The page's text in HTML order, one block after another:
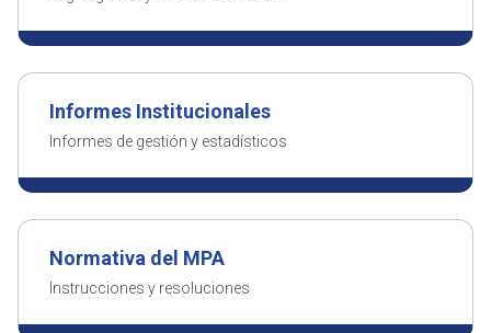
Informes Institucionales
Informes de gestión y estadísticos
Normativa del MPA
Instrucciones y resoluciones